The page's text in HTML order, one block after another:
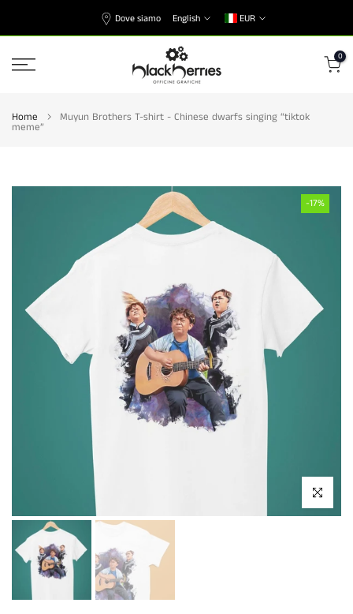
to
content
Dove siamo English EUR
0
Home Muyun Brothers T-shirt - Chinese dwarfs singing “tiktok
meme”
-17%
Click to